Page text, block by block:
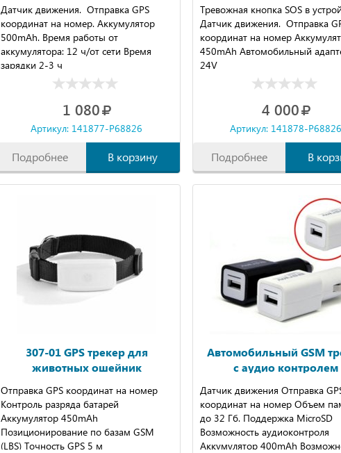
Датчик движения. Отправка GPS
координат на номер. Аккумулятор
500mAh. Время работы от
аккумулятора: 12 ч/от сети Время
зарядки 2-3 ч
1 080
Артикул: 141877-P68826
Подробнее В корзину
Тревожная кнопка SOS в
Датчик движения. Отправка
координат на номер
450mAh Автомобильный
24V
4 000
Артикул: 141878-
Подробнее В
307-01 GPS трекер для
животных ошейник
Отправка GPS координат на номер
Контроль разряда батарей
Аккумулятор 450mAh
Позиционирование по базам GSM
(LBS) Точность GPS 5 м
Автомобильный GSM
с аудио контролем
Датчик движения Отправка
координат на номер Объем
до 32 Гб. Поддержка MicroSD
Возможность аудиоконтроля
Аккумулятор 400mAh